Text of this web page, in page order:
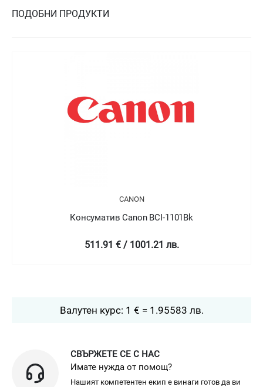
ПОДОБНИ ПРОДУКТИ
Консуматив Canon
Валутен курс: 1 € = 1.95583 лв.
СВЪРЖЕТЕ СЕ С НАС
Имате нужда от помощ?
Нашият компетентен екип е винаги готов да ви